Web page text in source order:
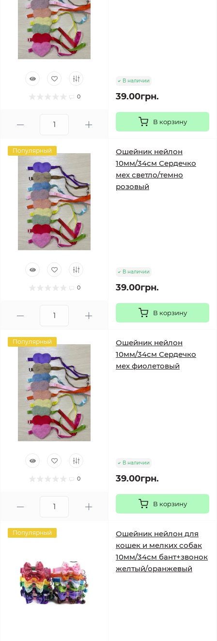
0
В наличии
39.00грн.
В корзину
Популярный
0
Ошейник нейлон
10мм/34см Сердечко
мех светло/темно
розовый
В наличии
39.00грн.
В корзину
Популярный
0
Ошейник нейлон
10мм/34см Сердечко
мех фиолетовый
В наличии
39.00грн.
В корзину
Популярный
Ошейник нейлон для
кошек и мелких собак
10мм/34см бант+звонок
желтый/оранжевый